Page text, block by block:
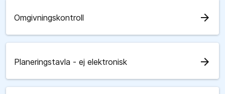
Omgivningskontroll arrow_forward
Planeringstavla - ej elektronisk arrow_forward